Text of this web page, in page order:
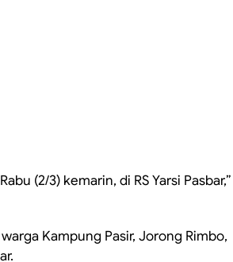
(2/3) kemarin, di RS Yarsi Pasbar,”
Kampung Pasir, Jorong Rimbo,